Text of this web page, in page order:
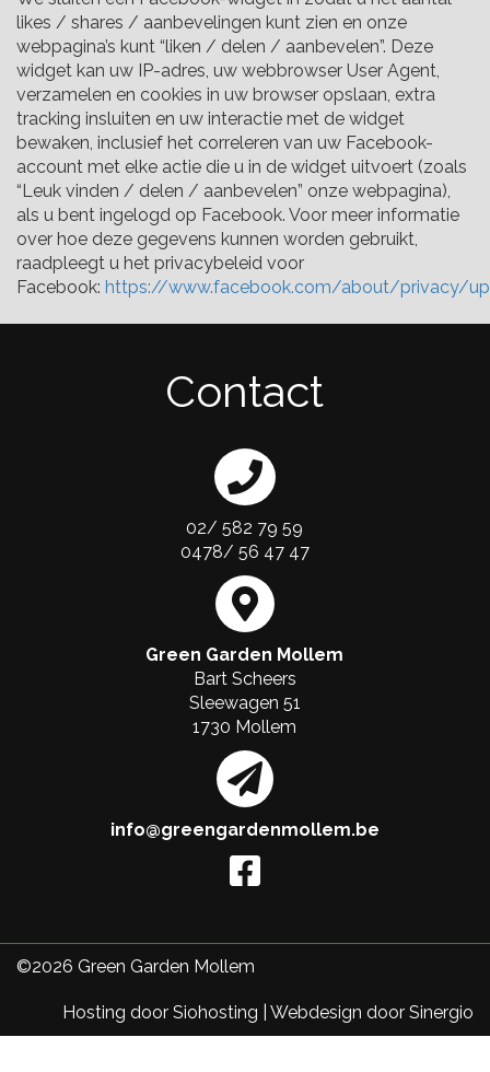
likes / shares / aanbevelingen kunt zien en onze
webpagina’s kunt “liken / delen / aanbevelen”. Deze
widget kan uw IP-adres, uw webbrowser User Agent,
verzamelen en cookies in uw browser opslaan, extra
tracking insluiten en uw interactie met de widget
bewaken, inclusief het correleren van uw Facebook-
account met elke actie die u in de widget uitvoert (zoals
“Leuk vinden / delen / aanbevelen” onze webpagina),
als u bent ingelogd op Facebook. Voor meer informatie
over hoe deze gegevens kunnen worden gebruikt,
raadpleegt u het privacybeleid voor
Facebook: https://www.facebook.com/about/privacy/
Contact
02/ 582 79 59
0478/ 56 47 47
Green Garden Mollem
Bart Scheers
Sleewagen 51
1730 Mollem
info@greengardenmollem.be
©2026 Green Garden Mollem
Hosting door Siohosting Webdesign door Sinergio